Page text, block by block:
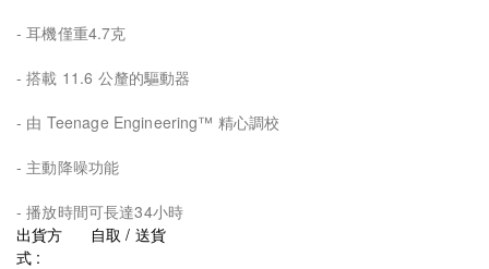
- 耳機僅重4.7克
- 搭載 11.6 公釐的驅動器
- 由 Teenage Engineering™ 精心調校
- 主動降噪功能
- 播放時間可長達34小時
出貨方
式 :
自取 / 送貨